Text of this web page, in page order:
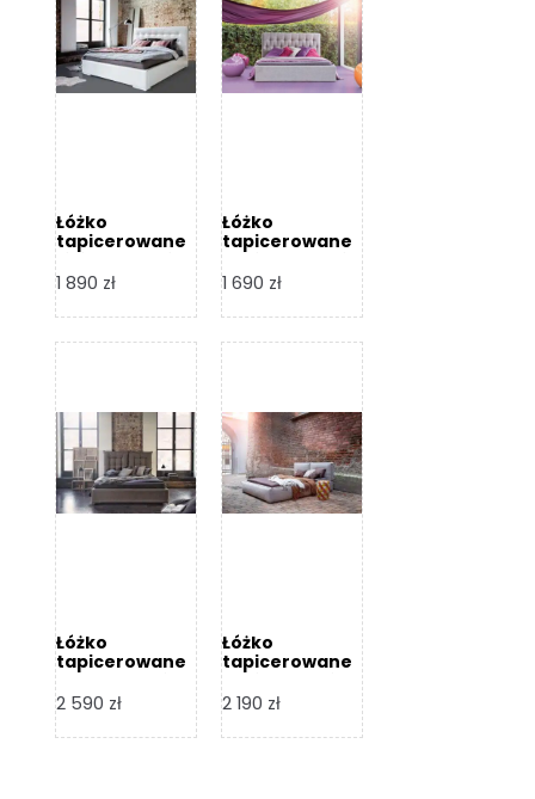
Łóżko
tapicerowane
Design
1 890 zł
Łóżko
tapicerowane
Design
1 690 zł
Łóżko
tapicerowane
Design
2 590 zł
Łóżko
tapicerowane
Design
2 190 zł